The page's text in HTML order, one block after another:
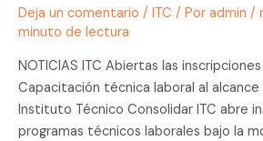
Deja un comentario / ITC / Por admin /
minuto de lectura
NOTICIAS ITC Abiertas las
Capacitación técnica laboral al alcance
Instituto Técnico Consolidar ITC abre
programas técnicos laborales bajo la